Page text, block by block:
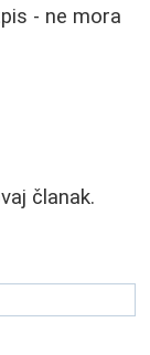
- ne mora
članak.